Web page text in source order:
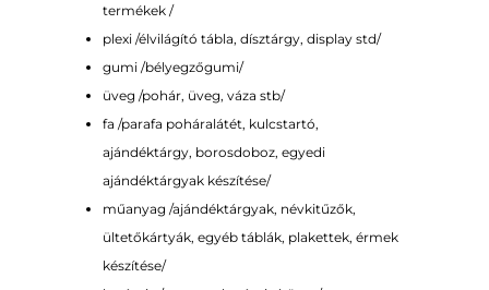
termékek /
plexi /élvilágító tábla, dísztárgy, display std/
gumi /bélyegzőgumi/
üveg /pohár, üveg, váza stb/
fa /parafa poháralátét, kulcstartó,
ajándéktárgy, borosdoboz, egyedi
ajándéktárgyak készítése/
műanyag /ajándéktárgyak, névkitűzők,
ültetőkártyák, egyéb táblák, plakettek, érmek
készítése/